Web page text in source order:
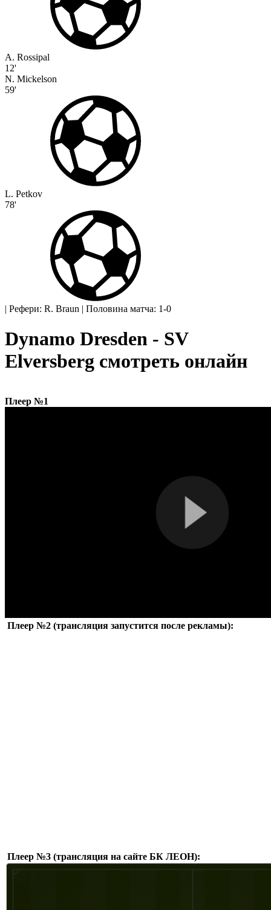
A. Rossipal
12'
N. Mickelson
59'
L. Petkov
78'
| Рефери: R. Braun | Половина матча: 1-0
Dynamo Dresden - SV
Elversberg смотреть онлайн
Плеер №1
Плеер №2 (трансляция запустится после рекламы):
Плеер №3 (трансляция на сайте БК ЛЕОН):